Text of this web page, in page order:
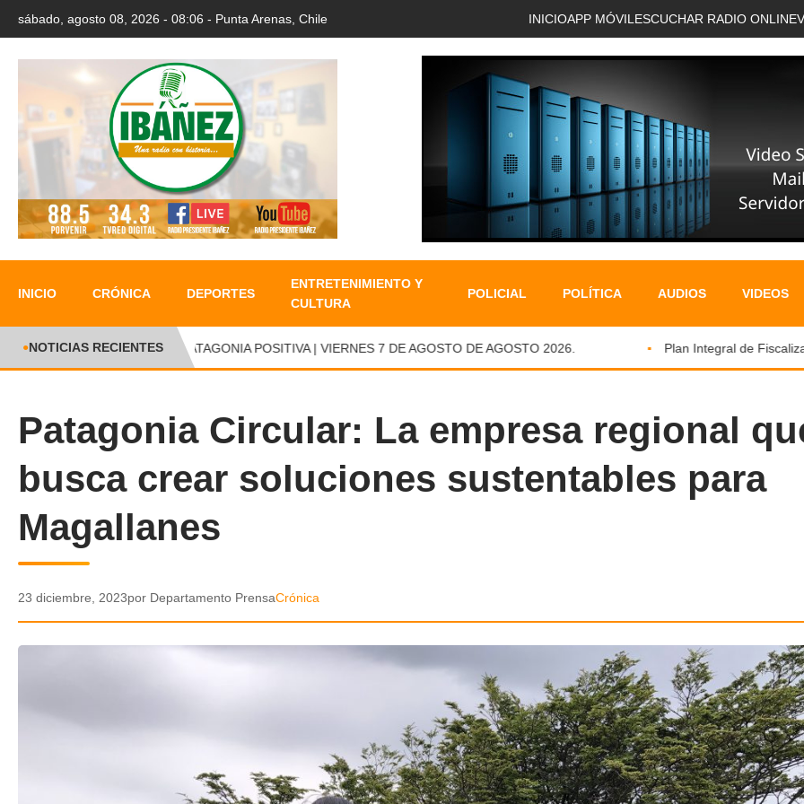
sábado, agosto 08, 2026 - 08:06 - Punta Arenas, Chile INICIOAPP MÓVIL ESCUCHAR RADIO ONLINE
INICIO CRÓNICA DEPORTES
ENTRETENIMIENTO Y
CULTURA
POLICIAL POLÍTICA AUDIOS VIDEOS
NOTICIAS RECIENTESPATAGONIA POSITIVA | VIERNES 7 DE AGOSTO DE AGOSTO 2026. Plan Integral de
Patagonia Circular: La empresa regional
busca crear soluciones sustentables para
Magallanes
23 diciembre, 2023por Departamento PrensaCrónica